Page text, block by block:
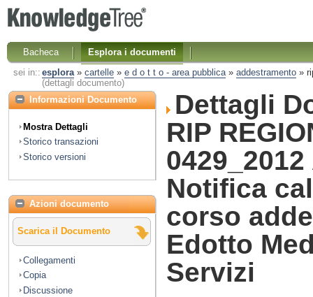
Bacheca
Esplora i documenti
sei in:: esplora» cartelle» e d o t t o - area pubblica» addestramento»
(dettagli documento)
Informazioni Documento
Mostra Dettagli
Storico transazioni
Storico versioni
Azioni documento
Scarica il Documento
Collegamenti
Copia
Discussione
Dettagli
RIP
Notifica
corso
Edotto
Servizi